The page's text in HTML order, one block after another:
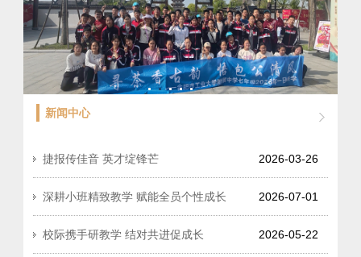
新闻中心
2026-03-26
捷报传佳音 英才绽锋芒
2026-07-01
深耕小班精致教学 赋能全员个性成长
2026-05-22
校际携手研教学 结对共进促成长